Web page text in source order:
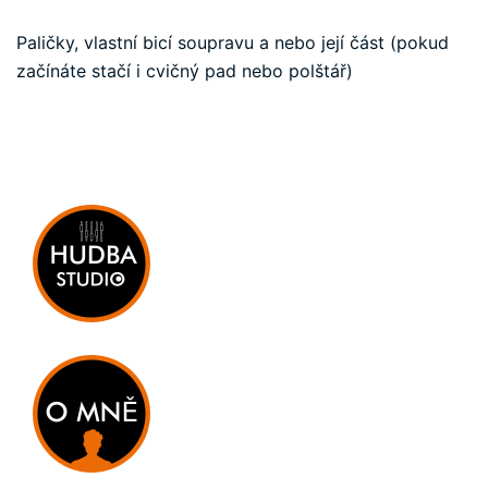
Paličky, vlastní bicí soupravu a nebo její část (pokud
začínáte stačí i cvičný pad nebo polštář)